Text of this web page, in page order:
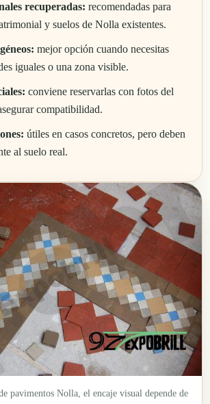
recuperadas: recomendadas para
y suelos de Nolla existentes.
mejor opción cuando necesitas
iguales o una zona visible.
conviene reservarlas con fotos del
compatibilidad.
útiles en casos concretos, pero deben
al suelo real.
pavimentos Nolla, el encaje visual depende de